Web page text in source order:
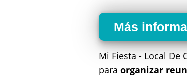
Más
Mi Fiesta - Local De
para organizar